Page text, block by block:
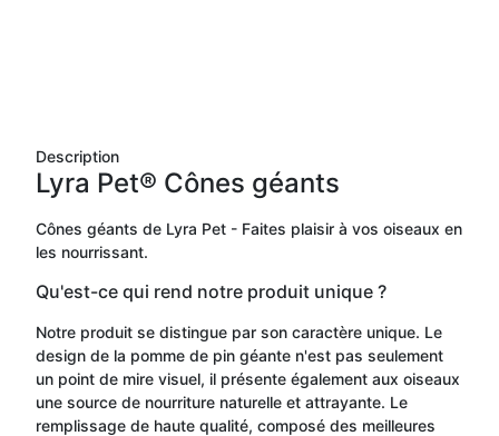
Description
Lyra Pet® Cônes géants
Cônes géants de Lyra Pet - Faites plaisir à vos oiseaux en
les nourrissant.
Qu'est-ce qui rend notre produit unique ?
Notre produit se distingue par son caractère unique. Le
design de la pomme de pin géante n'est pas seulement
un point de mire visuel, il présente également aux oiseaux
une source de nourriture naturelle et attrayante. Le
remplissage de haute qualité, composé des meilleures